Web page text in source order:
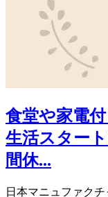
食堂や家電
生活スター
間休...
日本マニュファク